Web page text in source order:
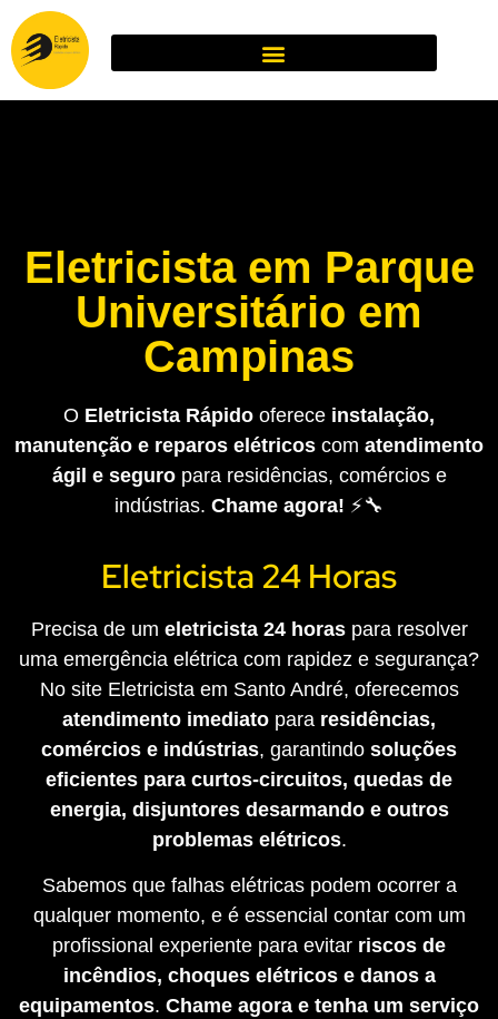
Eletricista em Parque
Universitário em
Campinas
O Eletricista Rápido oferece instalação,
manutenção e reparos elétricos com atendimento
ágil e seguropara residências, comércios e
indústrias. Chame agora! ⚡🔧
Eletricista 24 Horas
Precisa de um eletricista 24 horaspara resolver
uma emergência elétrica com rapidez e segurança?
No site Eletricista em Santo André, oferecemos
atendimento imediato para residências,
comércios e indústrias, garantindo soluções
eficientes para curtos-circuitos, quedas de
energia, disjuntores desarmando e outros
problemas elétricos.
Sabemos que falhas elétricas podem ocorrer a
qualquer momento, e é essencial contar com um
profissional experiente para evitar riscos de
incêndios, choques elétricos e danos a
equipamentos. Chame agora e tenha um serviço